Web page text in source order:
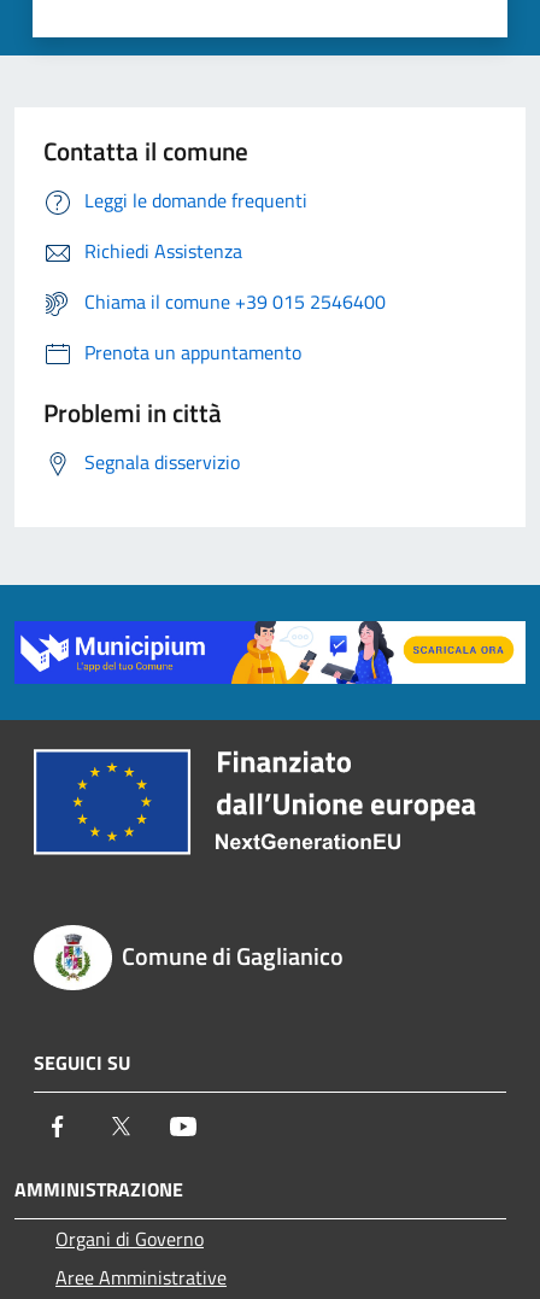
Contatta il comune
Leggi le domande frequenti
Richiedi Assistenza
Chiama il comune +39 015 2546400
Prenota un appuntamento
Problemi in città
Segnala disservizio
Comune di Gaglianico
SEGUICI SU
Facebook Twitter
AMMINISTRAZIONE
Organi di Governo
Aree Amministrative